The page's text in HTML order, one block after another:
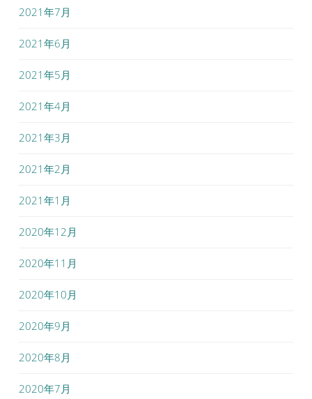
2021年7月
2021年6月
2021年5月
2021年4月
2021年3月
2021年2月
2021年1月
2020年12月
2020年11月
2020年10月
2020年9月
2020年8月
2020年7月